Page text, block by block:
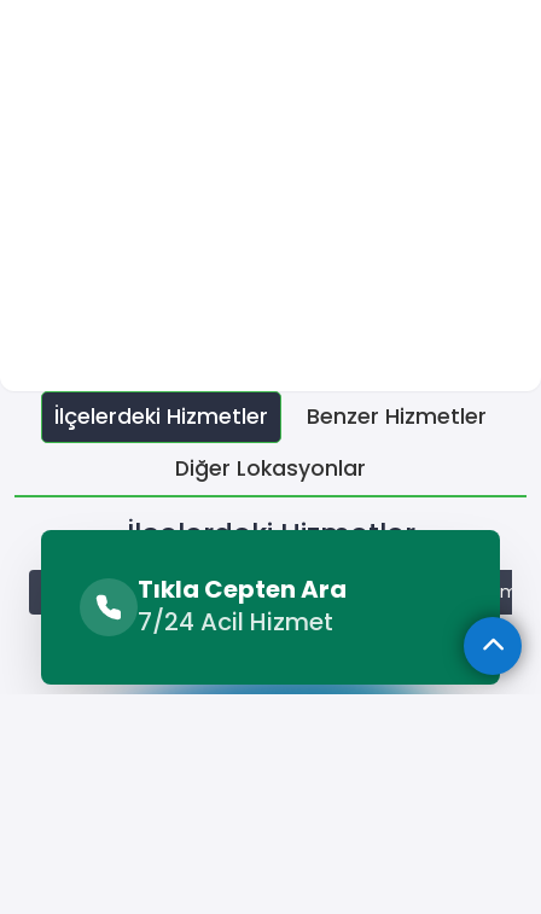
Tıkla Cepten Ara
7/24 Acil Hizmet
İlçelerdeki Hizmetler
Benzer Hizmetler
Diğer Lokasyonlar
İlçelerdeki Hizmetler
Akyurt Oto Klima Altındağ Oto Klima Ayaş Oto Klima